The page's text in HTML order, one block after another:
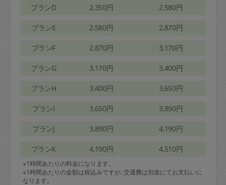
プランD 2,350円 2,580円
プランE 2,580円 2,870円
プランF 2,870円 3,170円
プランG 3,170円 3,400円
プランH 3,400円 3,650円
プランI 3,650円 3,890円
プランJ 3,890円 4,190円
プランK 4,190円 4,510円
※1時間あたりの料金になります。
※1時間あたりの金額は税込みですが､交通費は別途にてお支払いに
なります｡